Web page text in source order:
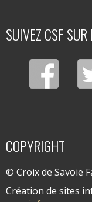
SUIVEZ CSF
COPYRIGHT
© Croix de Savoie
Création de sites